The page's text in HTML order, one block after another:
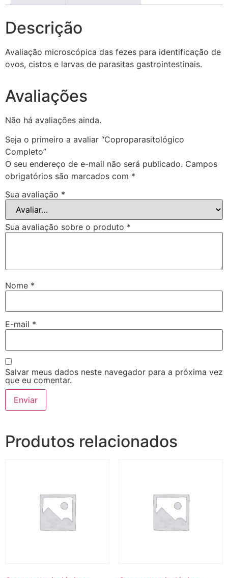
Descrição
Avaliação microscópica das fezes para identificação de
ovos, cistos e larvas de parasitas gastrointestinais.
Avaliações
Não há avaliações ainda.
Seja o primeiro a avaliar “Coproparasitológico
Completo”
O seu endereço de e-mail não será publicado. Campos
obrigatórios são marcados com *
Sua avaliação *
Sua avaliação sobre o produto *
Nome *
E-mail *
Salvar meus dados neste navegador para a próxima vez
que eu comentar.
Produtos relacionados